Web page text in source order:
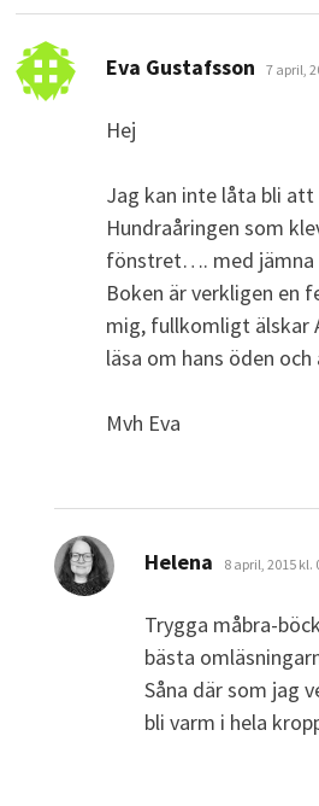
Eva Gustafsson 7 april,
Hej
Jag kan inte låta bli att
Hundraåringen som
fönstret…. med jämna
Boken är verkligen en
mig, fullkomligt älskar
läsa om hans öden och
Mvh Eva
Helena skriver:
8 april, 2015 kl.
Trygga måbra-
bästa
Såna där som jag
bli varm i hela